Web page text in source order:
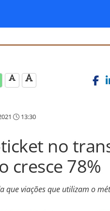
13:30
no
cresce 78%
que viações que utilizam o